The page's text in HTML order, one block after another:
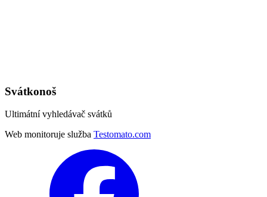
Svátkonoš
Ultimátní vyhledávač svátků
Web monitoruje služba Testomato.com